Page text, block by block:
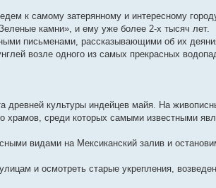
к самому затерянному и интересному
камни», и ему уже более 2-х тысяч лет.
письменами, рассказывающими об их
возле одного из самых прекрасных
древней культуры индейцев майя. На
храмов, среди которых самыми известными
видами на Мексиканский залив и
и осмотреть старые укрепления,